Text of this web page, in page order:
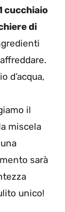
cucchiaio
di
d’acqua,
il
miscela
sarà
unico!